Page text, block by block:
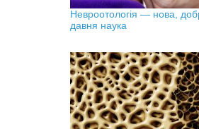
Невроотологія — нова,
давня наука